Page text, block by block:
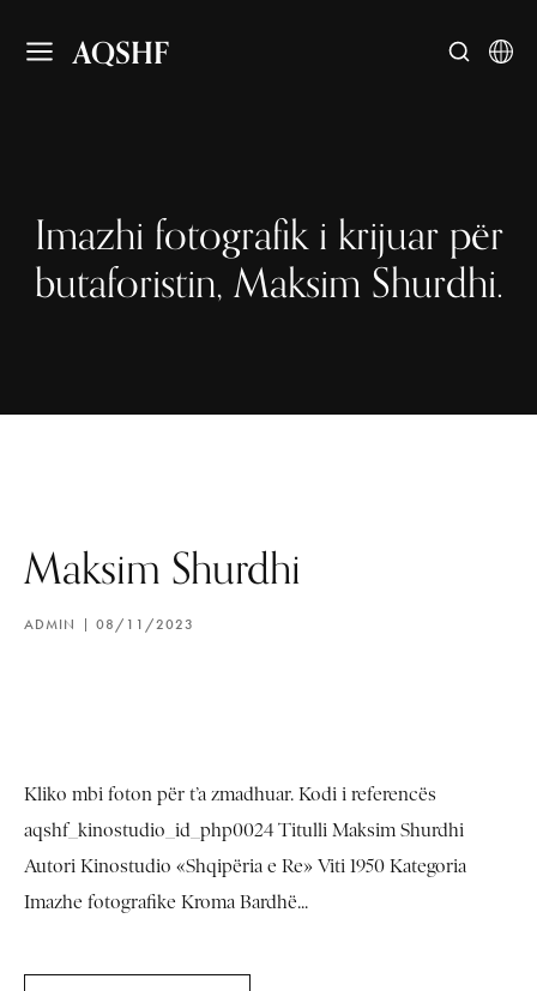
AQSHF
Imazhi fotografik i krijuar për
butaforistin, Maksim Shurdhi.
Maksim Shurdhi
ADMIN 08/11/2023
Kliko mbi foton për t’a zmadhuar. Kodi i referencës
aqshf_kinostudio_id_php0024 Titulli Maksim Shurdhi
Autori Kinostudio «Shqipëria e Re» Viti 1950 Kategoria
Imazhe fotografike Kroma Bardhë...